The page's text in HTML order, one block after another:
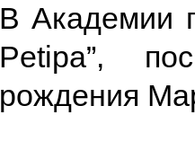
В Академии
Petipa”,
рождения